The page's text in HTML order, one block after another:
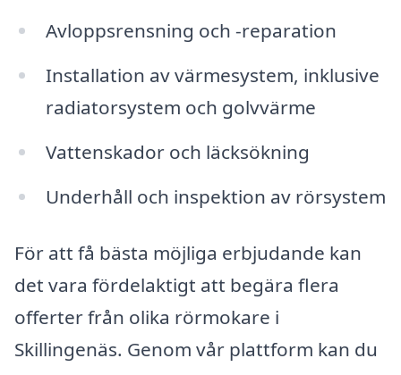
Avloppsrensning och -reparation
Installation av värmesystem, inklusive
radiatorsystem och golvvärme
Vattenskador och läcksökning
Underhåll och inspektion av rörsystem
För att få bästa möjliga erbjudande kan
det vara fördelaktigt att begära flera
offerter från olika rörmokare i
Skillingenäs. Genom vår plattform kan du